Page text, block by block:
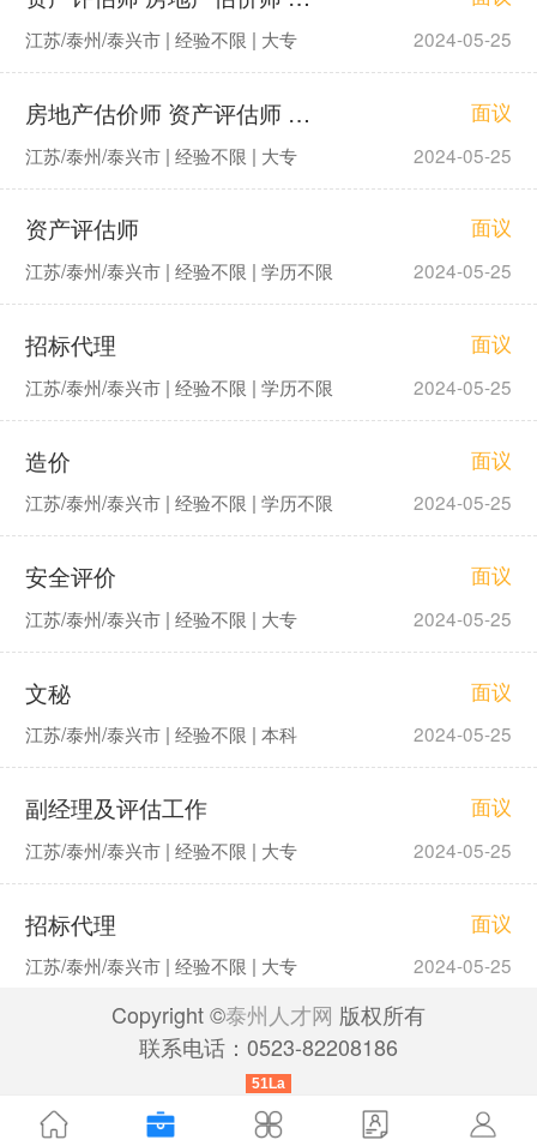
江苏/泰州/泰兴市 | 经验不限 | 大专 2024-05-25
房地产估价师 资产评估师 招标代理 面议
江苏/泰州/泰兴市 | 经验不限 | 大专 2024-05-25
资产评估师 面议
江苏/泰州/泰兴市 | 经验不限 | 学历不限 2024-05-25
招标代理 面议
江苏/泰州/泰兴市 | 经验不限 | 学历不限 2024-05-25
造价 面议
江苏/泰州/泰兴市 | 经验不限 | 学历不限 2024-05-25
安全评价 面议
江苏/泰州/泰兴市 | 经验不限 | 大专 2024-05-25
文秘 面议
江苏/泰州/泰兴市 | 经验不限 | 本科 2024-05-25
副经理及评估工作 面议
江苏/泰州/泰兴市 | 经验不限 | 大专 2024-05-25
招标代理 面议
江苏/泰州/泰兴市 | 经验不限 | 大专 2024-05-25
Copyright ©泰州人才网 版权所有
联系电话：0523-82208186
51La